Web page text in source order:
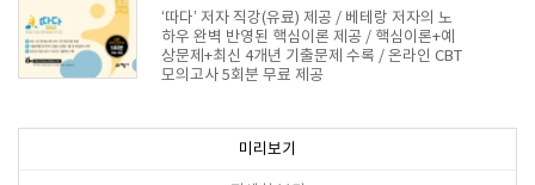
‘따다’ 저자 직강(유료) 제공 / 베테랑 저자의 노
하우 완벽 반영된 핵심이론 제공 / 핵심이론+예
상문제+최신 4개년 기출문제 수록 / 온라인 CBT
모의고사 5회분 무료 제공
미리보기